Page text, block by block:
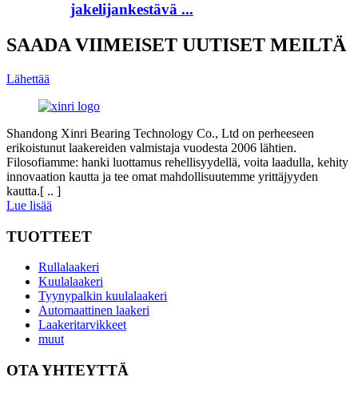
jakelijankestävä ...
SAADA VIIMEISET UUTISET MEILTÄ
Lähettää
Shandong Xinri Bearing Technology Co., Ltd on perheeseen
erikoistunut laakereiden valmistaja vuodesta 2006 lähtien.
Filosofiamme: hanki luottamus rehellisyydellä, voita laadulla, kehity
innovaation kautta ja tee omat mahdollisuutemme yrittäjyyden
kautta.[ .. ]
Lue lisää
TUOTTEET
Rullalaakeri
Kuulalaakeri
Tyynypalkin kuulalaakeri
Automaattinen laakeri
Laakeritarvikkeet
muut
OTA YHTEYTTÄ